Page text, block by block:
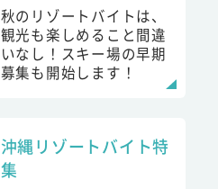
秋のリゾートバイトは、
観光も楽しめること間違
いなし！スキー場の早期
募集も開始します！
沖縄リゾートバイト特
集